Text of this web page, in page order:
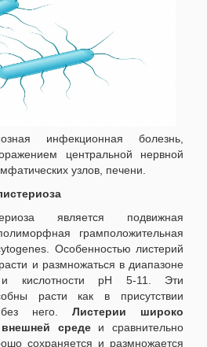
инфекционная болезнь,
центральной нервной
узлов, печени.
является подвижная
грамположительная
Особенностью листерий
и размножаться в диапазоне
и кислотности рН 5-11. Эти
расти как в присутствии
него. Листерии широко
средеи сравнительно
сохраняется и размножается